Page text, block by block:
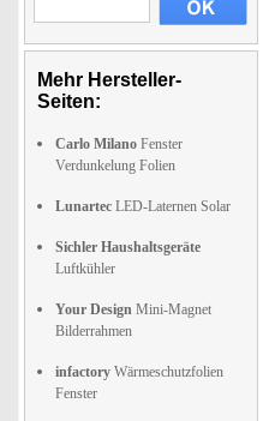
Mehr Hersteller-
Seiten:
Carlo Milano Fenster
Verdunkelung Folien
Lunartec LED-Laternen Solar
Sichler Haushaltsgeräte
Luftkühler
Your Design Mini-Magnet
Bilderrahmen
infactory Wärmeschutzfolien
Fenster